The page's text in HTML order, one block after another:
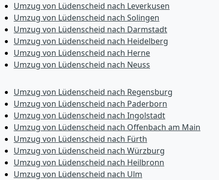
Umzug von Lüdenscheid nach Leverkusen
Umzug von Lüdenscheid nach Solingen
Umzug von Lüdenscheid nach Darmstadt
Umzug von Lüdenscheid nach Heidelberg
Umzug von Lüdenscheid nach Herne
Umzug von Lüdenscheid nach Neuss
Umzug von Lüdenscheid nach Regensburg
Umzug von Lüdenscheid nach Paderborn
Umzug von Lüdenscheid nach Ingolstadt
Umzug von Lüdenscheid nach Offenbach am Main
Umzug von Lüdenscheid nach Fürth
Umzug von Lüdenscheid nach Würzburg
Umzug von Lüdenscheid nach Heilbronn
Umzug von Lüdenscheid nach Ulm